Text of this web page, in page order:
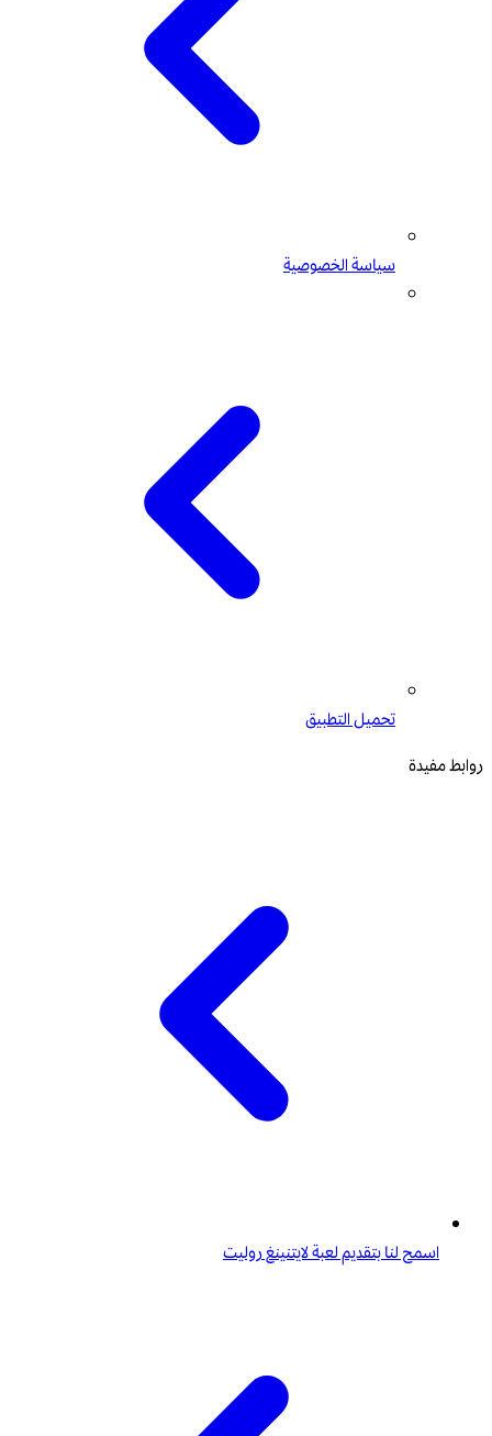
سياسة الخصوصية
تحميل التطبيق
روابط مفيدة
اسمح لنا بتقديم لعبة لايتنينغ روليت